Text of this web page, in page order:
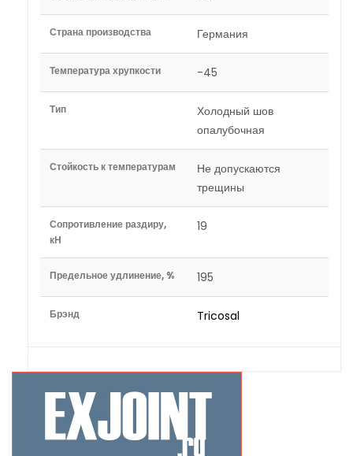
Страна производства Германия
Температура хрупкости -45
Тип
Холодный шов
опалубочная
Стойкость к температурам
Не допускаются
трещины
Сопротивление раздиру,
кН
19
Предельное удлинение, % 195
Брэнд Tricosal